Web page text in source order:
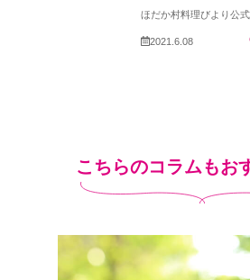
ほだか村料理びより公式
2021.6.08
こちらのコラムもお